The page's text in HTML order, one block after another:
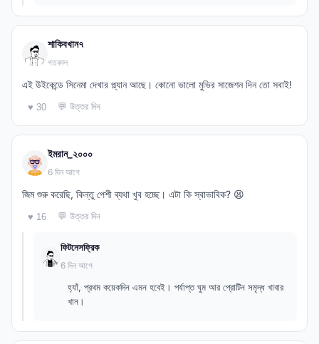
শাকিবখান৭
গতকাল
এই উইকেন্ডে সিনেমা দেখার প্ল্যান আছে। কোনো ভালো মুভির সাজেশন দিন তো সবাই!
♥ 30 💬 উত্তর দিন
ইমরান_২০০০
6 দিন আগে
জিম শুরু করেছি, কিন্তু পেশী ব্যথা খুব হচ্ছে। এটা কি স্বাভাবিক? 😫
♥ 16 💬 উত্তর দিন
ফিটনেসফ্রিক
6 দিন আগে
হ্যাঁ, প্রথম কয়েকদিন এমন হবেই। পর্যাপ্ত ঘুম আর প্রোটিন সমৃদ্ধ খাবার
খান।